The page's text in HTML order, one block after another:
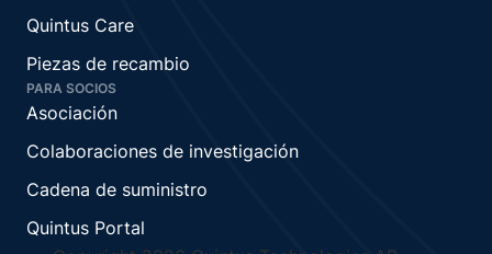
Quintus Care
Piezas de recambio
PARA SOCIOS
Asociación
Colaboraciones de investigación
Cadena de suministro
Quintus Portal